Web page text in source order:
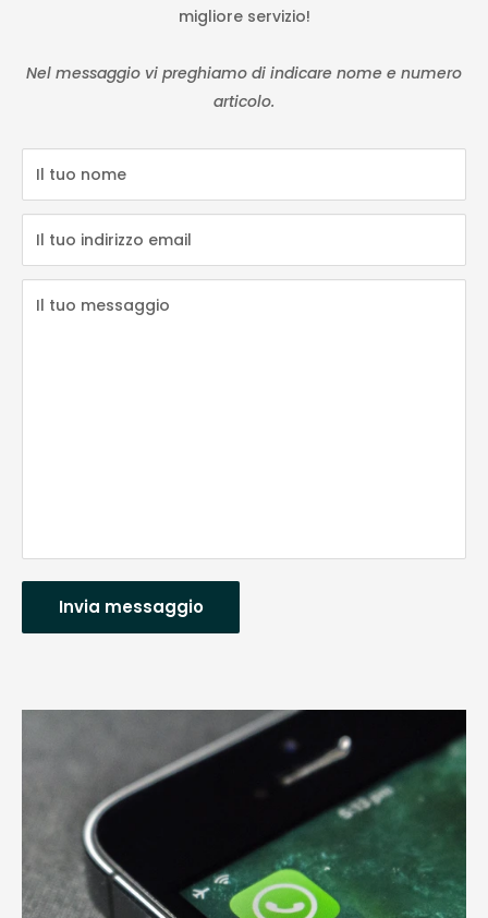
migliore servizio!
Nel messaggio vi preghiamo di indicare nome e numero
articolo.
Il tuo nome
Il tuo indirizzo email
Il tuo messaggio
Invia messaggio